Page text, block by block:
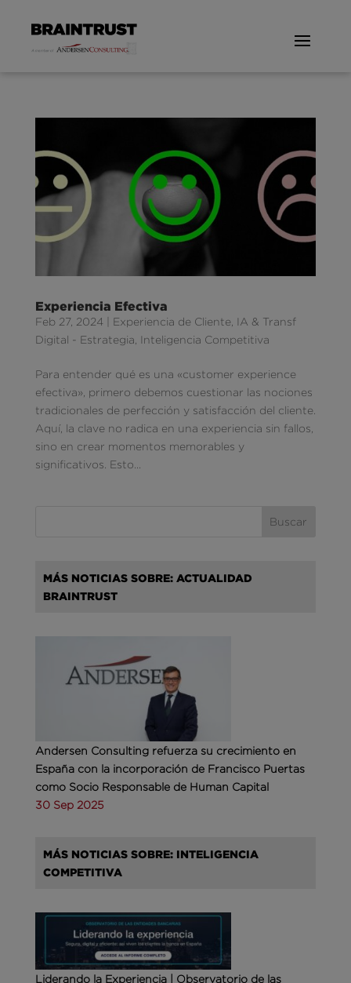
Experiencia Efectiva
Feb 27, 2024| Experiencia de Cliente, IA & Transf
Digital - Estrategia Inteligencia Competitiva
Para entender qué es una «customer experience
efectiva», primero debemos cuestionar las nociones
tradicionales de perfección y satisfacción del cliente.
Aquí, la clave no radica en una experiencia sin fallos,
sino en crear momentos memorables y
significativos. Esto...
MÁS NOTICIAS SOBRE: ACTUALIDAD
BRAINTRUST
Andersen Consulting refuerza su crecimiento en
España con la incorporación de Francisco Puertas
como Socio Responsable de Human Capital
30 Sep 2025
MÁS NOTICIAS SOBRE: INTELIGENCIA
COMPETITIVA
Liderando la Experiencia | Observatorio de las